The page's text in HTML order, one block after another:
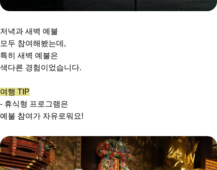
저녁과 새벽 예불
모두 참여해봤는데,
특히 새벽 예불은
색다른 경험이었습니다.
여행 TIP
- 휴식형 프로그램은
예불 참여가 자유로워요!